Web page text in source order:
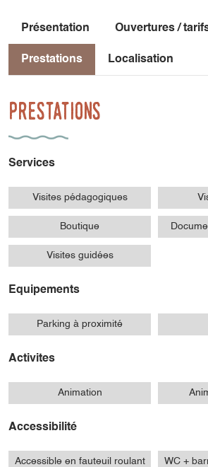
Présentation Ouvertures /
Prestations Localisation
Prestations
Services
Visites pédagogiques
Boutique
Visites guidées
Equipements
Parking à proximité
Activites
Animation
Accessibilité
Accessible en fauteuil roulant WC +